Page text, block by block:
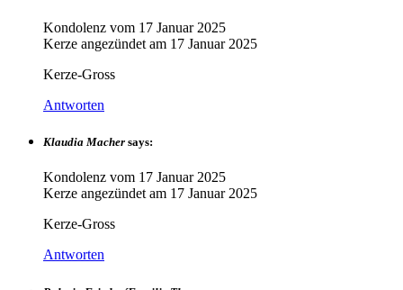
Kondolenz vom 17 Januar 2025
Kerze angezündet am 17 Januar 2025
Kerze-Gross
Antworten
Klaudia Macher says:
Kondolenz vom 17 Januar 2025
Kerze angezündet am 17 Januar 2025
Kerze-Gross
Antworten